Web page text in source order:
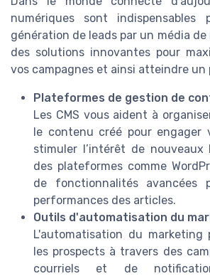
numériques sont indispensables
génération de leads par un média
des solutions innovantes pour
vos campagnes et ainsi atteindre un
Plateformes de gestion de
Les CMS vous aident à
le contenu créé pour engager
stimuler l’intérêt de nouveaux
des plateformes comme
de fonctionnalités avancées
performances des articles.
Outils d'automatisation du
L'automatisation du marketing
les prospects à travers des
courriels et de